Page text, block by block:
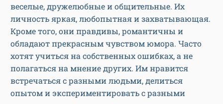
веселые, дружелюбные и общительные. Их
личность яркая, любопытная и захватывающая.
Кроме того, они правдивы, романтичны и
обладают прекрасным чувством юмора. Часто
хотят учиться на собственных ошибках, а не
полагаться на мнение других. Им нравится
встречаться с разными людьми, делиться
опытом и экспериментировать с разными